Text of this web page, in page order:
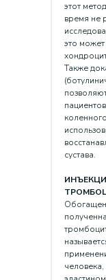
этот
время не
это может
Также
сустава.